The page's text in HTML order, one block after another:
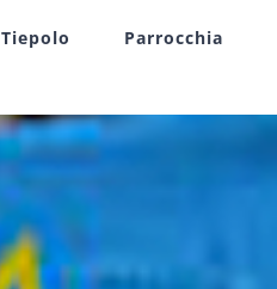
Parrocchia